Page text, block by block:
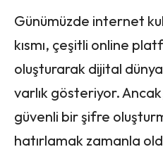
Günümüzde internet
kısmı, çeşitli online
oluşturarak dijital
varlık gösteriyor.
güvenli bir şifre
hatırlamak zamanla